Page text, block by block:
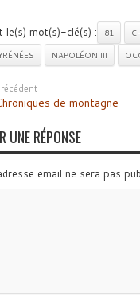
le(s) mot(s)-clé(s) : 81
NAPOLÉON III
:
de montagne
UNE RÉPONSE
email ne sera pas